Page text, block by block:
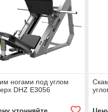
ногами под углом
DHZ E3056